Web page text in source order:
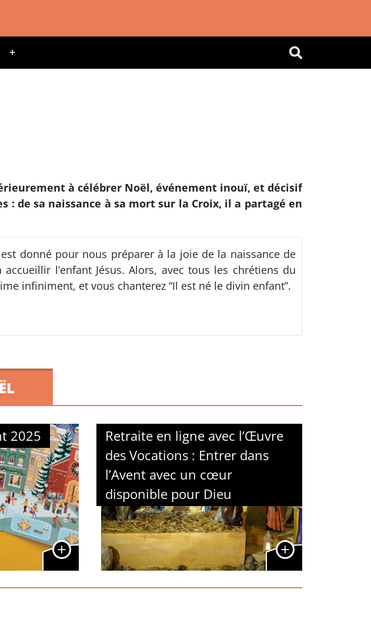
OK
+
à célébrer Noël, événement inouï, et décisif
: de sa naissance à sa mort sur la Croix, il a partagé en
donné pour nous préparer à la joie de la naissance de
l’enfant Jésus. Alors, avec tous les chrétiens du
infiniment, et vous chanterez “Il est né le divin enfant”.
2025
Retraite en ligne avec l’Œuvre
des Vocations : Entrer dans
l’Avent avec un cœur
disponible pour Dieu